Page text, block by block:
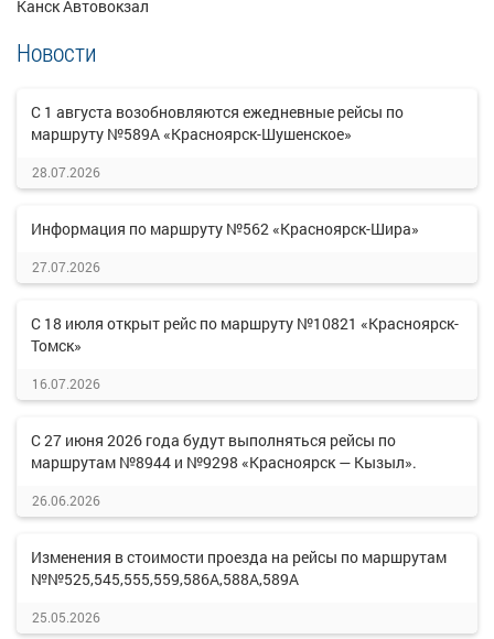
Канск Автовокзал
Новости
С 1 августа возобновляются ежедневные рейсы по
маршруту №589А «Красноярск-Шушенское»
28.07.2026
Информация по маршруту №562 «Красноярск-Шира»
27.07.2026
С 18 июля открыт рейс по маршруту №10821 «Красноярск-
Томск»
16.07.2026
С 27 июня 2026 года будут выполняться рейсы по
маршрутам №8944 и №9298 «Красноярск — Кызыл».
26.06.2026
Изменения в стоимости проезда на рейсы по маршрутам
№№525,545,555,559,586А,588А,589А
25.05.2026